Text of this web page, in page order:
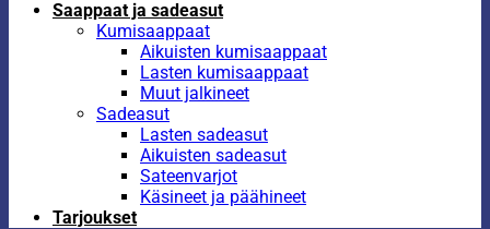
Saappaat ja sadeasut
Kumisaappaat
Aikuisten kumisaappaat
Lasten kumisaappaat
Muut jalkineet
Sadeasut
Lasten sadeasut
Aikuisten sadeasut
Sateenvarjot
Käsineet ja päähineet
Tarjoukset